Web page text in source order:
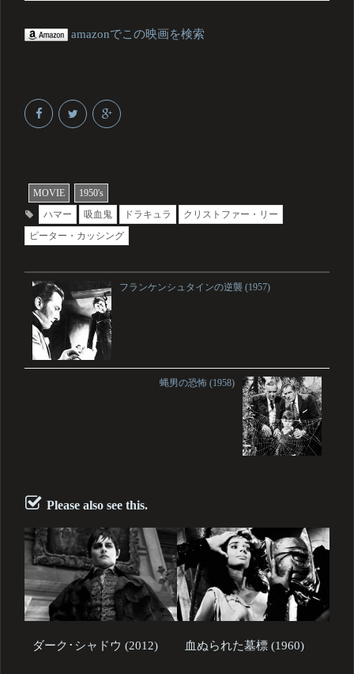
amazonでこの映画を検索
MOVIE
1950's
ハマー
吸血鬼 ドラキュラ
クリストファー・リー
ピーター・カッシング
フランケンシュタインの逆襲 (1957)
蝿男の恐怖 (1958)
Please also see this.
ダーク･シャドウ (2012) 血ぬられた墓標 (1960)